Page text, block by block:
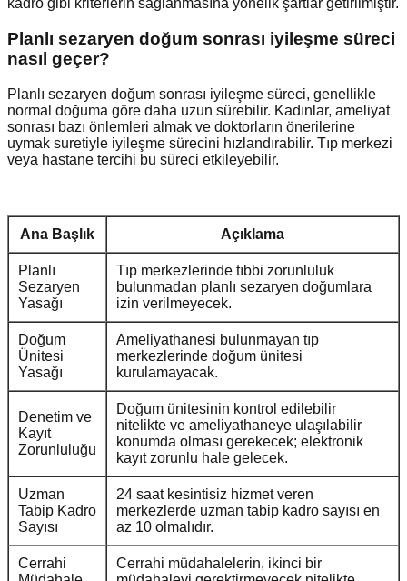
kadro gibi kriterlerin sağlanmasına yönelik şartlar getirilmiştir.
Planlı sezaryen doğum sonrası iyileşme süreci
nasıl geçer?
Planlı sezaryen doğum sonrası iyileşme süreci, genellikle
normal doğuma göre daha uzun sürebilir. Kadınlar, ameliyat
sonrası bazı önlemleri almak ve doktorların önerilerine
uymak suretiyle iyileşme sürecini hızlandırabilir. Tıp merkezi
veya hastane tercihi bu süreci etkileyebilir.
Ana Başlık Açıklama
Planlı
Sezaryen
Yasağı
Tıp merkezlerinde tıbbi zorunluluk
bulunmadan planlı sezaryen doğumlara
izin verilmeyecek.
Doğum
Ünitesi
Yasağı
Ameliyathanesi bulunmayan tıp
merkezlerinde doğum ünitesi
kurulamayacak.
Denetim ve
Kayıt
Zorunluluğu
Doğum ünitesinin kontrol edilebilir
nitelikte ve ameliyathaneye ulaşılabilir
konumda olması gerekecek; elektronik
kayıt zorunlu hale gelecek.
Uzman
Tabip Kadro
Sayısı
24 saat kesintisiz hizmet veren
merkezlerde uzman tabip kadro sayısı en
az 10 olmalıdır.
Cerrahi
Cerrahi müdahalelerin, ikinci bir